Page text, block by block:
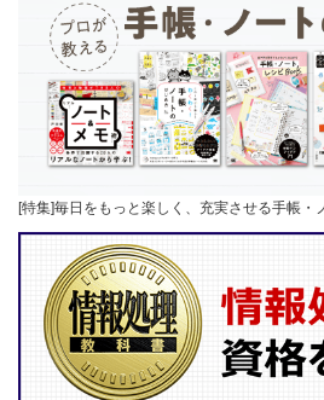
[特集]毎日をもっと楽しく、充実させる手帳・